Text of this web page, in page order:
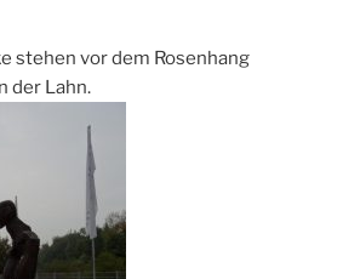
stehen vor dem Rosenhang
der Lahn.